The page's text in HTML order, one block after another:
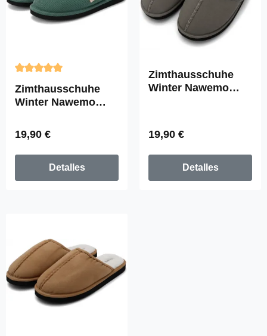
Calificación promedio de 5 de 5 estrellas
Zimthausschuhe
Winter Nawemo
Precio normal:
19,90 €
Detalles
Zimthausschuhe
Winter Nawemo
Precio normal:
19,90 €
Detalles